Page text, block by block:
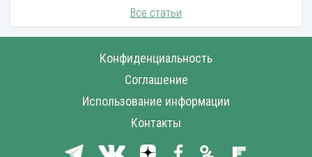
Все статьи
Конфиденциальность
Соглашение
Использование информации
Контакты